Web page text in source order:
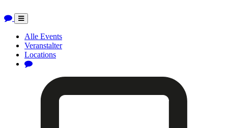
Toggle
navigation
Alle Events
Veranstalter
Locations